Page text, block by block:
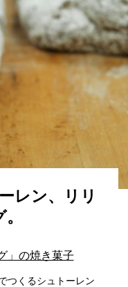
レン、リリ
」の焼き菓子
つくるシュトーレン